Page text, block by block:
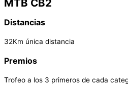
MTB CB2
Distancias
32Km única distancia
Premios
Trofeo a los 3 primeros de cada